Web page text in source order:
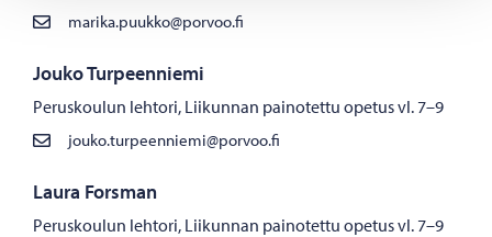
marika.puukko@porvoo.fi
Jouko Turpeenniemi
Peruskoulun lehtori, Liikunnan painotettu opetus vl. 7–9
jouko.turpeenniemi@porvoo.fi
Laura Forsman
Peruskoulun lehtori, Liikunnan painotettu opetus vl. 7–9